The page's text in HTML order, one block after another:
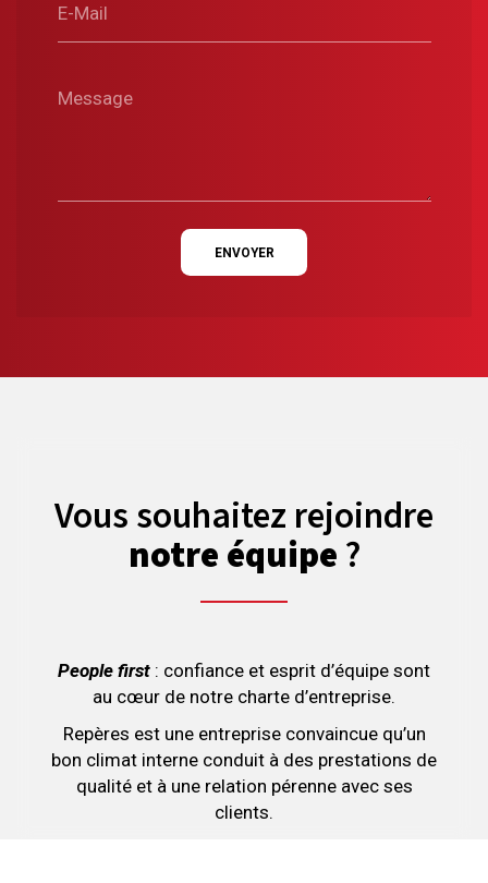
E-Mail
Message
ENVOYER
Vous souhaitez rejoindre
notre équipe ?
People first : confiance et esprit d’équipe sont
au cœur de notre charte d’entreprise.
Repères est une entreprise convaincue qu’un
bon climat interne conduit à des prestations de
qualité et à une relation pérenne avec ses
clients.